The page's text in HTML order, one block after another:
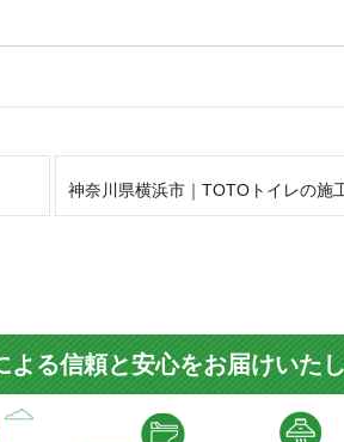
神奈川県横浜市｜TOTOトイレの施
る信頼と安心をお届けいた